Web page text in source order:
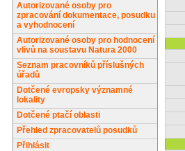
Autorizované osoby pro
zpracování dokumentace, posudku
a vyhodnocení
Autorizované osoby pro hodnocení
vlivů na soustavu Natura 2000
Seznam pracovníků příslušných
úřadů
Dotčené evropsky významné
lokality
Dotčené ptačí oblasti
Přehled zpracovatelů posudků
Přihlásit